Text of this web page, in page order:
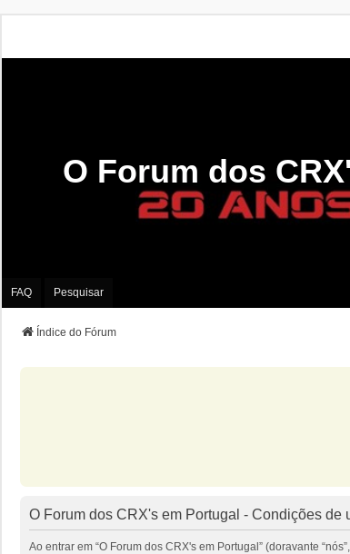
O Forum dos
FAQ Pesquisar
Índice do Fórum
O Forum dos CRX's em Portugal - Condições de
Ao entrar em “O Forum dos CRX's em Portugal” (doravante